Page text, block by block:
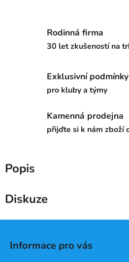
Rodinná firma
30 let zkušeností na
Exklusivní podmínky
pro kluby a týmy
Kamenná prodejna
přijďte si k nám zboží
Popis
Diskuze
Informace pro vás